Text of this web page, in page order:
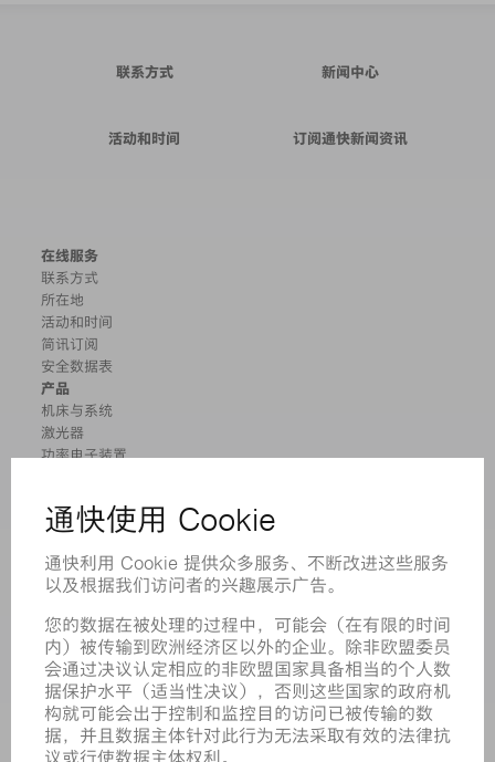
联系方式 新闻中心
活动和时间 订阅通快新闻资讯
在线服务
联系方式
所在地
活动和时间
简讯订阅
安全数据表
产品
机床与系统
激光器
功率电子装置
软件
应用
行业
职业发展
招聘职位
企业简介
董事会
业务报告
企业宗旨